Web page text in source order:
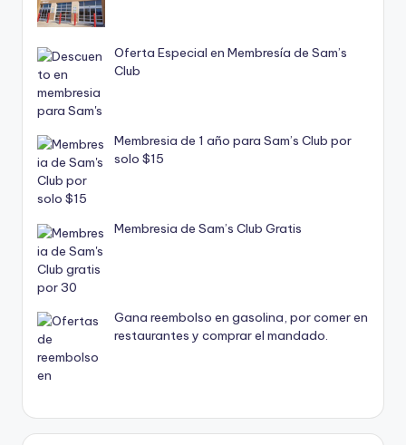
Oferta Especial en Membresía de Sam’s
Club
Membresia de 1 año para Sam’s Club por
solo $15
Membresia de Sam’s Club Gratis
Gana reembolso en gasolina, por comer en
restaurantes y comprar el mandado.